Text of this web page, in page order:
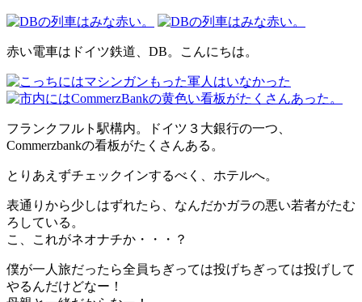
赤い電車はドイツ鉄道、DB。こんにちは。
フランクフルト駅構内。ドイツ３大銀行の一つ、
Commerzbankの看板がたくさんある。
とりあえずチェックインするべく、ホテルへ。
表通りから少しはずれたら、なんだかガラの悪い若者がたむ
ろしている。
こ、これがネオナチか・・・？
僕が一人旅だったら全員ちぎっては投げちぎっては投げして
やるんだけどなー！